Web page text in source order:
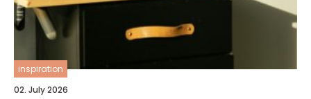
inspiration
02. July 2026